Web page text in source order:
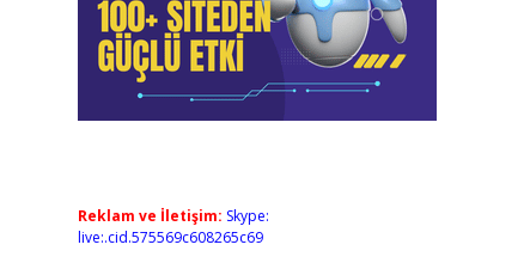
Reklam ve İletişim: Skype:
live:.cid.575569c608265c69